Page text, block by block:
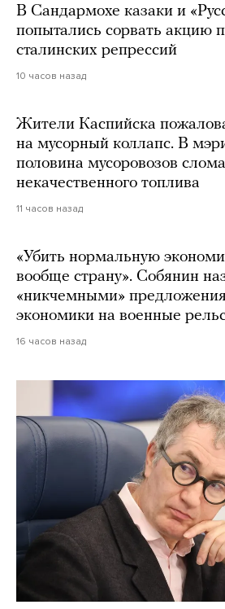
В Сандармохе казаки и
попытались сорвать акцию
сталинских репрессий
10 часов назад
Жители Каспийска
на мусорный коллапс. В
половина мусоровозов
некачественного топлива
11 часов назад
«Убить нормальную
вообще страну». Собянин
«никчемными»
экономики на военные
16 часов назад